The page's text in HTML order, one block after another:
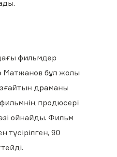
фильмдер
Матжанов бұл жолы
драманы
продюсері
ойнайды. Фильм
түсірілген, 90